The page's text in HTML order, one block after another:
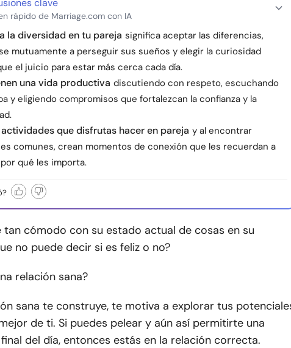
clave
rápido de Marriage.com con IA
la diversidad en tu pareja significa aceptar las diferencias,
mutuamente a perseguir sus sueños y elegir la curiosidad
el juicio para estar más cerca cada día.
una vida productiva discutiendo con respeto, escuchando
y eligiendo compromisos que fortalezcan la confianza y la
actividades que disfrutas hacer en pareja y al encontrar
comunes, crean momentos de conexión que les recuerdan a
qué les importa.
tan cómodo con su estado actual de cosas en su
no puede decir si es feliz o no?
relación sana?
sana te construye, te motiva a explorar tus
de ti. Si puedes pelear y aún así permitirte una
del día, entonces estás en la relación correcta.